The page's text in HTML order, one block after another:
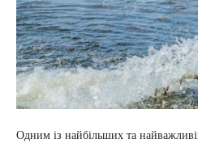
Одним із найбільших та